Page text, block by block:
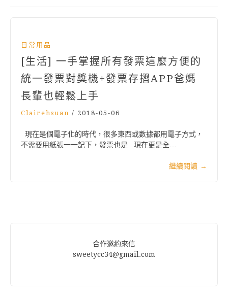
日常用品
[生活] 一手掌握所有發票這麼方便的
統一發票對獎機+發票存摺APP爸媽
長輩也輕鬆上手
Clairehsuan / 2018-05-06
現在是個電子化的時代，很多東西或數據都用電子方式，
不需要用紙張一一記下，發票也是 現在更是全…
繼續閱讀 →
合作邀約來信
sweetycc34@gmail.com